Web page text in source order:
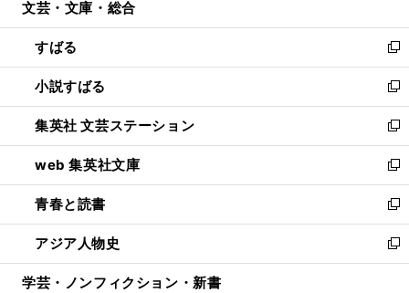
開
く
ウ
で
開
く
ン
ド
ウ
で
開
く
文芸・文庫・総合
すばる
新
し
い
ウ
ィ
ン
ド
ウ
で
開
く
小説すばる
新
し
い
ウ
ィ
ン
ド
ウ
で
開
集英社 文芸ステーション
新
し
い
ウ
ィ
ン
ド
ウ
web 集英社文庫
新
し
い
ウ
ィ
ン
青春と読書
新
し
い
ウ
アジア人物史
新
し
学芸・ノンフィクション・新書